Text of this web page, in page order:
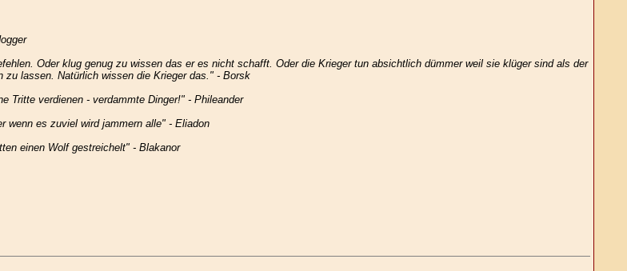
Oder klug genug zu wissen das er es nicht schafft. Oder die Krieger tun absichtlich dümmer weil sie klüger sind als der
zu lassen. Natürlich wissen die Krieger das." - Borsk
Tritte verdienen - verdammte Dinger!" - Phileander
wenn es zuviel wird jammern alle" - Eliadon
einen Wolf gestreichelt" - Blakanor